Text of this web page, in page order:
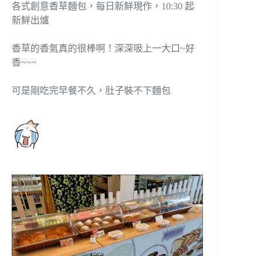
各式創意香草麵包，每日新鮮現作，10:30 起
新鮮出爐
香草的香氣真的很棒啊！深深吸上一大口~好
香~~~
可是剛吃完早餐不久，肚子裝不下麵包